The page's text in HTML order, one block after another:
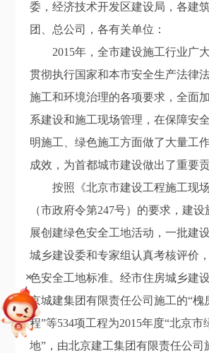
委，经济技术开发区建设局，各建
团、总公司，各有关单位：
2015年，全市建设施工行业广
贯彻执行国家和本市安全生产法律
施工和环境治理的各项要求，全面
系建设和施工现场管理，在保障安
明施工、绿色施工方面做了大量工
成效，为首都城市建设做出了重要贡
按照《北京市建设工程施工现场
（市政府令第247号）的要求，建
展创建绿色安全工地活动，一批建
城乡建设委和专家组认真考核评价
色安全工地标准。经市住房城乡建
京城建集团有限责任公司施工的“槐
程”等534项工程为2015年度“北京市
地”，由北京建工集团有限责任公司
+